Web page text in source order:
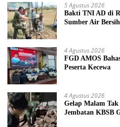
5 Agustus 2026
Bakti TNI AD di
Sumber Air
4 Agustus 2026
FGD AMOS
Peserta Kecewa
4 Agustus 2026
Gelap Malam
Jembatan KBSB